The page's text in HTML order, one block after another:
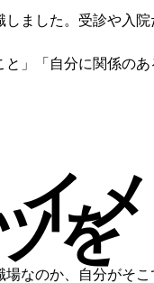
ました。受診や入
」「自分に関係の
を
なのか、自分がそこ